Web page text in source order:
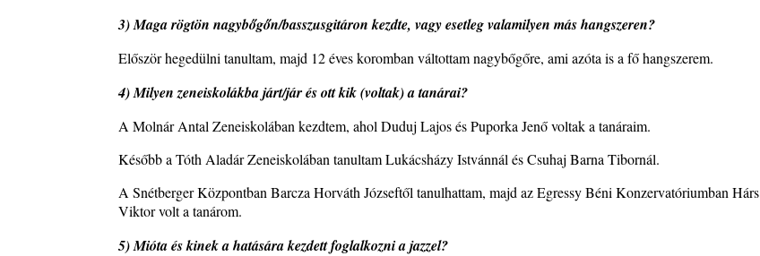
2026. július 25.
Eged Márton: Old Songs
Zsári Tamás: Found and Lost
2026. július 24.
FREE JAZZ ALBUMS 2026 - 134. rész
A free jazz kiemelkedő alakjai - 79. rész: Marion Brown
2026. július 13.
3) Maga rögtön nagybőgőn/basszusgitáron kezdte, vagy esetleg valamilyen más hangszeren?
Először hegedülni tanultam, majd 12 éves koromban váltottam nagybőgőre, ami azóta is a fő hangszerem.
4) Milyen zeneiskolákba járt/jár és ott kik (voltak) a tanárai?
A Molnár Antal Zeneiskolában kezdtem, ahol Duduj Lajos és Puporka Jenő voltak a tanáraim.
Később a Tóth Aladár Zeneiskolában tanultam Lukácsházy Istvánnál és Csuhaj Barna Tibornál.
A Snétberger Központban Barcza Horváth Józseftől tanulhattam, majd az Egressy Béni Konzervatóriumban Hárs
Viktor volt a tanárom.
5) Mióta és kinek a hatására kezdett foglalkozni a jazzel?